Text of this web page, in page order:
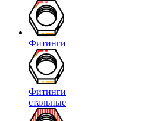
Фитинги
Фитинги
стальные